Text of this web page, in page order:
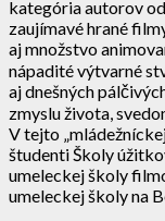
kategória autorov
zaujímavé hrané
aj množstvo
nápadité výtvarné
aj dnešných
zmyslu života,
V tejto
študenti Školy
umeleckej školy
umeleckej školy na